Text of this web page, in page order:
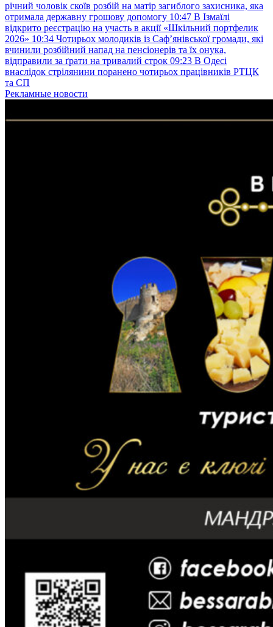
річний чоловік скоїв розбій на матір загиблого захисника, яка
отримала державну грошову допомогу 10:47 В Ізмаїлі
відкрито реєстрацію на участь в акції «Шкільний портфелик
2026» 10:34 Чотирьох молодиків із Саф’янівської громади, які
вчинили розбійний напад на пенсіонерів та їх онука,
відправили за ґрати на тривалий строк 09:23 В Одесі
внаслідок стрілянини поранено чотирьох працівників РТЦК
та СП
Рекламные новости